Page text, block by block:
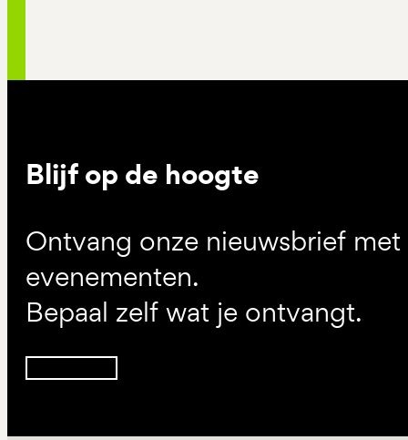
Blijf op de hoogte
Ontvang onze nieuwsbrief
evenementen.
Bepaal zelf wat je ontvangt.